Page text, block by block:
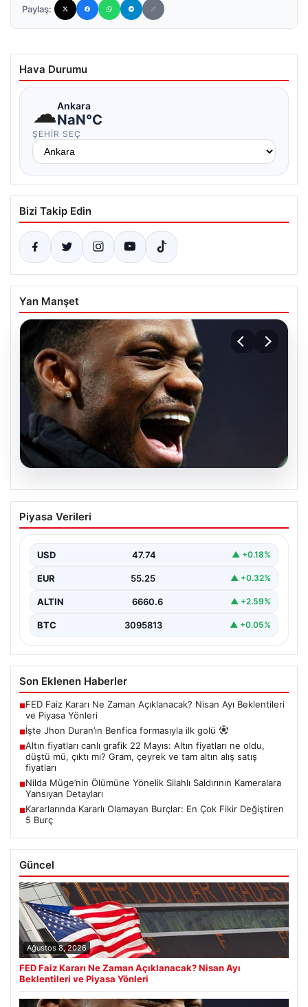
Paylaş:
Hava Durumu
☁Ankara
NaN°C
ŞEHIR SEÇ
Bizi Takip Edin
Yan Manşet
İşte Jhon Duran’ın Benfica formasıyla
ilk golü
Piyasa Verileri
USD 47.74 ▲ +0.18%
EUR 55.25 ▲ +0.32%
ALTIN 6660.6 ▲ +2.59%
BTC 3095813 ▲ +0.05%
Son Eklenen Haberler
■FED Faiz Kararı Ne Zaman Açıklanacak? Nisan Ayı Beklentileri
ve Piyasa Yönleri
■İşte Jhon Duran’ın Benfica formasıyla ilk golü
■Altın fiyatları canlı grafik 22 Mayıs: Altın fiyatları ne oldu,
düştü mü, çıktı mı? Gram, çeyrek ve tam altın alış satış
fiyatları
■Nilda Müge’nin Ölümüne Yönelik Silahlı Saldırının Kameralara
Yansıyan Detayları
■Kararlarında Kararlı Olamayan Burçlar: En Çok Fikir Değiştiren
5 Burç
Güncel
Ağustos 8, 2026
FED Faiz Kararı Ne Zaman Açıklanacak? Nisan Ayı
Beklentileri ve Piyasa Yönleri